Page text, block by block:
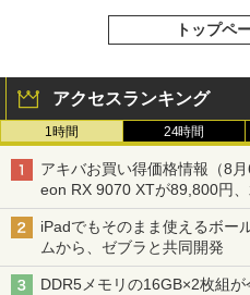
トップペ
アクセスランキング
1時間 24時間
アキバお買い得価格情報（8
eon RX 9070 XTが89,800円
ニターが9,801円、暑さ指数
iPadでもそのまま使えるボー
ムから、ゼブラと共同開発
DDR5メモリの16GB×2枚組